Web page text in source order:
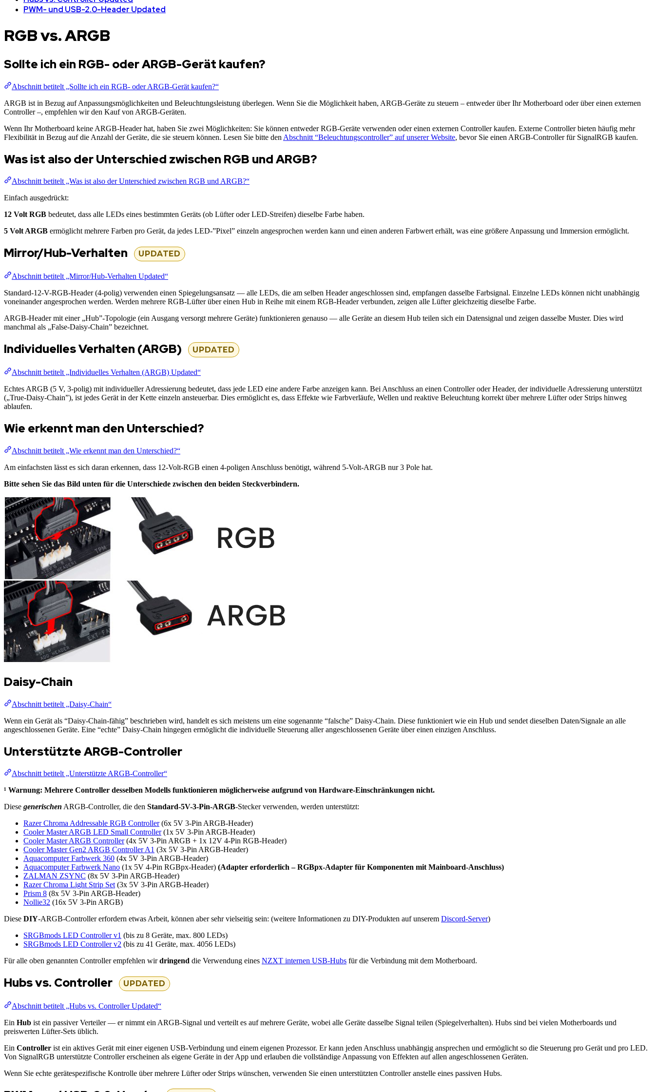
PWM- und USB-2.0-Header Updated
RGB vs. ARGB
Sollte ich ein RGB- oder ARGB-Gerät kaufen?
Abschnitt betitelt „Sollte ich ein RGB- oder ARGB-Gerät kaufen?“
ARGB ist in Bezug auf Anpassungsmöglichkeiten und Beleuchtungsleistung überlegen. Wenn Sie die Möglichkeit haben, ARGB-Geräte zu steuern – entweder über Ihr Motherboard oder über einen externen
Controller –, empfehlen wir den Kauf von ARGB-Geräten.
Wenn Ihr Motherboard keine ARGB-Header hat, haben Sie zwei Möglichkeiten: Sie können entweder RGB-Geräte verwenden oder einen externen Controller kaufen. Externe Controller bieten häufig mehr
Flexibilität in Bezug auf die Anzahl der Geräte, die sie steuern können. Lesen Sie bitte den Abschnitt “Beleuchtungscontroller” auf unserer Website, bevor Sie einen ARGB-Controller für SignalRGB kaufen.
Was ist also der Unterschied zwischen RGB und ARGB?
Abschnitt betitelt „Was ist also der Unterschied zwischen RGB und ARGB?“
Einfach ausgedrückt:
12 Volt RGB bedeutet, dass alle LEDs eines bestimmten Geräts (ob Lüfter oder LED-Streifen) dieselbe Farbe haben.
5 Volt ARGB ermöglicht mehrere Farben pro Gerät, da jedes LED-”Pixel” einzeln angesprochen werden kann und einen anderen Farbwert erhält, was eine größere Anpassung und Immersion ermöglicht.
Mirror/Hub-Verhalten UPDATED
Abschnitt betitelt „Mirror/Hub-Verhalten Updated“
Standard-12-V-RGB-Header (4-polig) verwenden einen Spiegelungsansatz — alle LEDs, die am selben Header angeschlossen sind, empfangen dasselbe Farbsignal. Einzelne LEDs können nicht unabhängig
voneinander angesprochen werden. Werden mehrere RGB-Lüfter über einen Hub in Reihe mit einem RGB-Header verbunden, zeigen alle Lüfter gleichzeitig dieselbe Farbe.
ARGB-Header mit einer „Hub”-Topologie (ein Ausgang versorgt mehrere Geräte) funktionieren genauso — alle Geräte an diesem Hub teilen sich ein Datensignal und zeigen dasselbe Muster. Dies wird
manchmal als „False-Daisy-Chain” bezeichnet.
Individuelles Verhalten (ARGB) UPDATED
Abschnitt betitelt „Individuelles Verhalten (ARGB) Updated“
Echtes ARGB (5 V, 3-polig) mit individueller Adressierung bedeutet, dass jede LED eine andere Farbe anzeigen kann. Bei Anschluss an einen Controller oder Header, der individuelle Adressierung unterstützt
(„True-Daisy-Chain”), ist jedes Gerät in der Kette einzeln ansteuerbar. Dies ermöglicht es, dass Effekte wie Farbverläufe, Wellen und reaktive Beleuchtung korrekt über mehrere Lüfter oder Strips hinweg
ablaufen.
Wie erkennt man den Unterschied?
Abschnitt betitelt „Wie erkennt man den Unterschied?“
Am einfachsten lässt es sich daran erkennen, dass 12-Volt-RGB einen 4-poligen Anschluss benötigt, während 5-Volt-ARGB nur 3 Pole hat.
Bitte sehen Sie das Bild unten für die Unterschiede zwischen den beiden Steckverbindern.
Daisy-Chain
Abschnitt betitelt „Daisy-Chain“
Wenn ein Gerät als “Daisy-Chain-fähig” beschrieben wird, handelt es sich meistens um eine sogenannte “falsche” Daisy-Chain. Diese funktioniert wie ein Hub und sendet dieselben Daten/Signale an alle
angeschlossenen Geräte. Eine “echte” Daisy-Chain hingegen ermöglicht die individuelle Steuerung aller angeschlossenen Geräte über einen einzigen Anschluss.
Unterstützte ARGB-Controller
Abschnitt betitelt „Unterstützte ARGB-Controller“
¹ Warnung: Mehrere Controller desselben Modells funktionieren möglicherweise aufgrund von Hardware-Einschränkungen nicht.
Diese generischen ARGB-Controller, die den Standard-5V-3-Pin-ARGB-Stecker verwenden, werden unterstützt:
Razer Chroma Addressable RGB Controller(6x 5V 3-Pin ARGB-Header)
Cooler Master ARGB LED Small Controller(1x 5V 3-Pin ARGB-Header)
Cooler Master ARGB Controller(4x 5V 3-Pin ARGB + 1x 12V 4-Pin RGB-Header)
Cooler Master Gen2 ARGB Controller A1 (3x 5V 3-Pin ARGB-Header)
Aquacomputer Farbwerk 360 (4x 5V 3-Pin ARGB-Header)
Aquacomputer Farbwerk Nano (1x 5V 4-Pin RGBpx-Header) (Adapter erforderlich – RGBpx-Adapter für Komponenten mit Mainboard-Anschluss)
ZALMAN ZSYNC (8x 5V 3-Pin ARGB-Header)
Razer Chroma Light Strip Set(3x 5V 3-Pin ARGB-Header)
Prism 8 (8x 5V 3-Pin ARGB-Header)
Nollie32 (16x 5V 3-Pin ARGB)
Diese DIY-ARGB-Controller erfordern etwas Arbeit, können aber sehr vielseitig sein: (weitere Informationen zu DIY-Produkten auf unserem Discord-Server)
SRGBmods LED Controller v1 (bis zu 8 Geräte, max. 800 LEDs)
SRGBmods LED Controller v2 (bis zu 41 Geräte, max. 4056 LEDs)
Für alle oben genannten Controller empfehlen wirdringend die Verwendung eines NZXT internen USB-Hubs für die Verbindung mit dem Motherboard.
Hubs vs. Controller UPDATED
Abschnitt betitelt „Hubs vs. Controller Updated“
Ein Hub ist ein passiver Verteiler — er nimmt ein ARGB-Signal und verteilt es auf mehrere Geräte, wobei alle Geräte dasselbe Signal teilen (Spiegelverhalten). Hubs sind bei vielen Motherboards und
preiswerten Lüfter-Sets üblich.
Ein Controller ist ein aktives Gerät mit einer eigenen USB-Verbindung und einem eigenen Prozessor. Er kann jeden Anschluss unabhängig ansprechen und ermöglicht so die Steuerung pro Gerät und pro LED.
Von SignalRGB unterstützte Controller erscheinen als eigene Geräte in der App und erlauben die vollständige Anpassung von Effekten auf allen angeschlossenen Geräten.
Wenn Sie echte gerätespezifische Kontrolle über mehrere Lüfter oder Strips wünschen, verwenden Sie einen unterstützten Controller anstelle eines passiven Hubs.